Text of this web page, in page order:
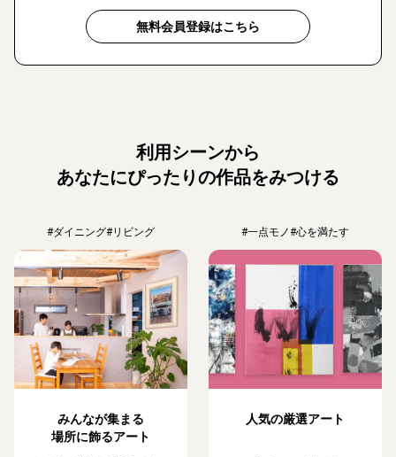
無料会員登録はこちら
利用シーンから
あなたにぴったりの作品をみつける
#ダイニング#リビング
みんなが集まる
場所に飾るアート
#一点モノ#心を満たす
人気の厳選アート